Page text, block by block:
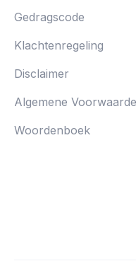
Gedragscode
Klachtenregeling
Disclaimer
Algemene
Woordenboek